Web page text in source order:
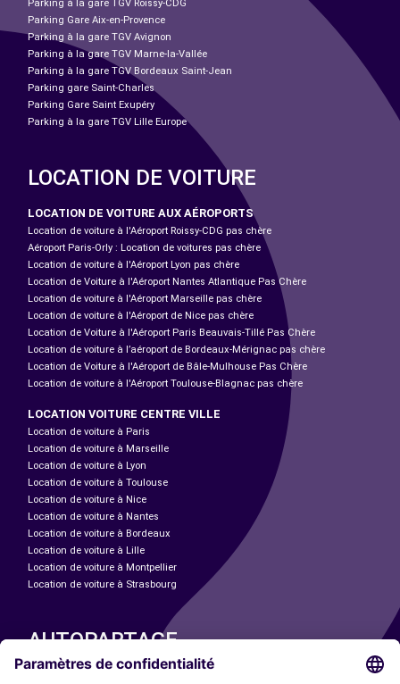
Parking à la gare TGV Roissy-CDG
Parking Gare Aix-en-Provence
Parking à la gare TGV Avignon
Parking à la gare TGV Marne-la-Vallée
Parking à la gare TGV Bordeaux Saint-Jean
Parking gare Saint-Charles
Parking Gare Saint Exupéry
Parking à la gare TGV Lille Europe
LOCATION DE VOITURE
LOCATION DE VOITURE AUX AÉROPORTS
Location de voiture à l'Aéroport Roissy-CDG pas chère
Aéroport Paris-Orly : Location de voitures pas chère
Location de voiture à l'Aéroport Lyon pas chère
Location de Voiture à l'Aéroport Nantes Atlantique Pas Chère
Location de voiture à l'Aéroport Marseille pas chère
Location de voiture à l'Aéroport de Nice pas chère
Location de Voiture à l'Aéroport Paris Beauvais-Tillé Pas Chère
Location de voiture à l’aéroport de Bordeaux-Mérignac pas chère
Location de Voiture à l'Aéroport de Bâle-Mulhouse Pas Chère
Location de voiture à l'Aéroport Toulouse-Blagnac pas chère
LOCATION VOITURE CENTRE VILLE
Location de voiture à Paris
Location de voiture à Marseille
Location de voiture à Lyon
Location de voiture à Toulouse
Location de voiture à Nice
Location de voiture à Nantes
Location de voiture à Bordeaux
Location de voiture à Lille
Location de voiture à Montpellier
Location de voiture à Strasbourg
AUTOPARTAGE